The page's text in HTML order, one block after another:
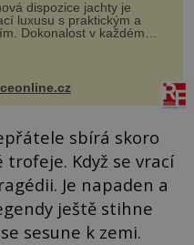
dispozice jachty je
luxusu s praktickým a
Dokonalost v každém
značka Fendi
byly vybaveny její
přístav nabízí
sbírá skoro
Když se vrací
Je napaden a
ještě stihne
sesune k zemi.